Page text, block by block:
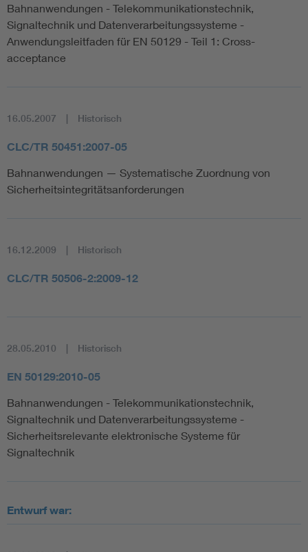
Bahnanwendungen - Telekommunikationstechnik,
Signaltechnik und Datenverarbeitungssysteme -
Anwendungsleitfaden für EN 50129 - Teil 1: Cross-
acceptance
16.05.2007 Historisch
CLC/TR 50451:2007-05
Bahnanwendungen — Systematische Zuordnung von
Sicherheitsintegritätsanforderungen
16.12.2009 Historisch
CLC/TR 50506-2:2009-12
28.05.2010 Historisch
EN 50129:2010-05
Bahnanwendungen - Telekommunikationstechnik,
Signaltechnik und Datenverarbeitungssysteme -
Sicherheitsrelevante elektronische Systeme für
Signaltechnik
Entwurf war: